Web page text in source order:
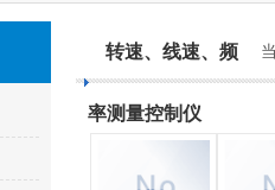
转速、线速、频
率测量控制仪